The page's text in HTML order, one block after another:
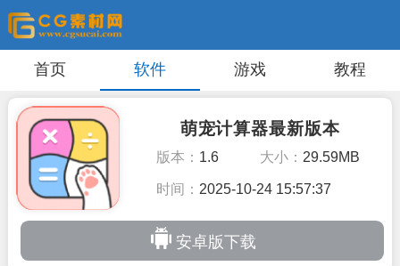
首页 软件 游戏 教程
萌宠计算器最新版本
版本： 1.6 大小： 29.59MB
时间： 2025-10-24 15:57:37
安卓版下载